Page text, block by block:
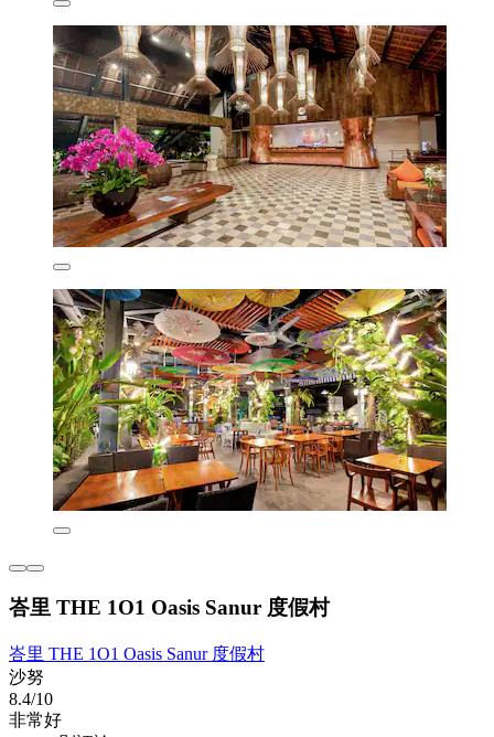
峇里 THE 1O1 Oasis Sanur 度假村
峇里 THE 1O1 Oasis Sanur 度假村
沙努
8.4/10
非常好